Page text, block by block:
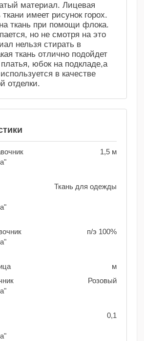
материал. Лицевая
ткани имеет рисунок горох.
ткань при помощи флока.
но не смотря на это
нельзя стирать в
ткань отлично подойдет
юбок на подкладе,а
в качестве
отделки.
1,5 м
Ткань для одежды
п/э 100%
м
Розовый
0,1